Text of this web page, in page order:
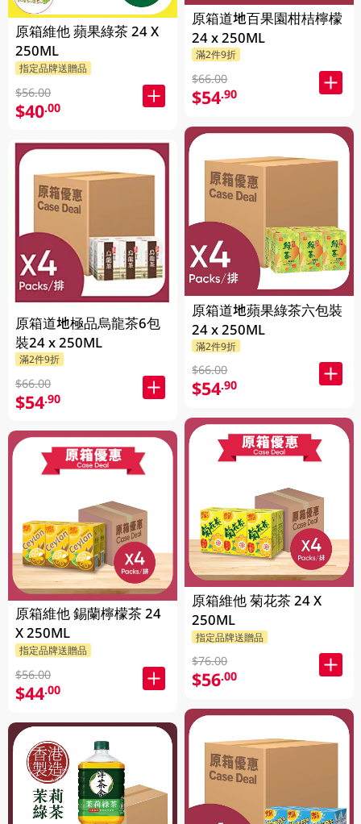
原箱維他 蘋果綠茶 24 X
250ML
指定品牌送贈品
$56.00
$40.00
原箱道地極品烏龍茶6包
裝24 x 250ML
滿2件9折
$66.00
$54.90
原箱維他 錫蘭檸檬茶 24
X 250ML
指定品牌送贈品
$56.00
$44.00
原箱道地百果園柑桔檸檬
24 x 250ML
滿2件9折
$66.00
$54.90
原箱道地蘋果綠茶六包裝
24 x 250ML
滿2件9折
$66.00
$54.90
原箱維他 菊花茶 24 X
250ML
指定品牌送贈品
$76.00
$56.00